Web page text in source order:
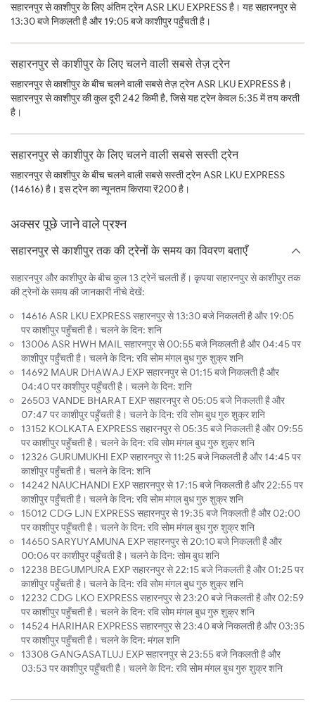
सहारनपुर से काशीपुर के लिए अंतिम ट्रेन ASR LKU EXPRESS है। यह सहारनपुर से
13:30 बजे निकलती है और 19:05 बजे काशीपुर पहुँचती है।
सहारनपुर से काशीपुर के लिए चलने वाली सबसे तेज़ ट्रेन
सहारनपुर से काशीपुर के बीच चलने वाली सबसे तेज़ ट्रेन ASR LKU EXPRESS है।
सहारनपुर से काशीपुर की कुल दूरी 242 किमी है, जिसे यह ट्रेन केवल 5:35 में तय करती
है।
सहारनपुर से काशीपुर के लिए चलने वाली सबसे सस्ती ट्रेन
सहारनपुर से काशीपुर के बीच चलने वाली सबसे सस्ती ट्रेन ASR LKU EXPRESS
(14616) है। इस ट्रेन का न्यूनतम किराया ₹200 है।
अक्सर पूछे जाने वाले प्रश्न
सहारनपुर से काशीपुर तक की ट्रेनों के समय का विवरण बताएँ
सहारनपुर और काशीपुर के बीच कुल 13 ट्रेनें चलती हैं। कृपया सहारनपुर से काशीपुर तक
की ट्रेनों के समय की जानकारी नीचे देखें:
14616 ASR LKU EXPRESS सहारनपुर से 13:30 बजे निकलती है और 19:05
पर काशीपुर पहुँचती है। चलने के दिन: शनि
13006 ASR HWH MAIL सहारनपुर से 00:55 बजे निकलती है और 04:45 पर
काशीपुर पहुँचती है। चलने के दिन: रवि सोम मंगल बुध गुरु शुक्र शनि
14692 MAUR DHAWAJ EXP सहारनपुर से 01:15 बजे निकलती है और
04:40 पर काशीपुर पहुँचती है। चलने के दिन: शनि
26503 VANDE BHARAT EXP सहारनपुर से 05:05 बजे निकलती है और
07:47 पर काशीपुर पहुँचती है। चलने के दिन: रवि सोम बुध गुरु शुक्र शनि
13152 KOLKATA EXPRESS सहारनपुर से 05:35 बजे निकलती है और 09:55
पर काशीपुर पहुँचती है। चलने के दिन: रवि सोम मंगल बुध गुरु शुक्र शनि
12326 GURUMUKHI EXP सहारनपुर से 11:25 बजे निकलती है और 14:45 पर
काशीपुर पहुँचती है। चलने के दिन: शनि
14242 NAUCHANDI EXP सहारनपुर से 17:15 बजे निकलती है और 22:55 पर
काशीपुर पहुँचती है। चलने के दिन: रवि सोम मंगल बुध गुरु शुक्र शनि
15012 CDG LJN EXPRESS सहारनपुर से 19:35 बजे निकलती है और 02:00
पर काशीपुर पहुँचती है। चलने के दिन: रवि सोम मंगल बुध गुरु शुक्र शनि
14650 SARYUYAMUNA EXP सहारनपुर से 20:10 बजे निकलती है और
00:06 पर काशीपुर पहुँचती है। चलने के दिन: सोम बुध शनि
12238 BEGUMPURA EXP सहारनपुर से 22:15 बजे निकलती है और 01:25 पर
काशीपुर पहुँचती है। चलने के दिन: रवि सोम मंगल बुध गुरु शुक्र शनि
12232 CDG LKO EXPRESS सहारनपुर से 23:20 बजे निकलती है और 02:59
पर काशीपुर पहुँचती है। चलने के दिन: रवि सोम मंगल बुध गुरु शुक्र शनि
14524 HARIHAR EXPRESS सहारनपुर से 23:40 बजे निकलती है और 03:35
पर काशीपुर पहुँचती है। चलने के दिन: मंगल शनि
13308 GANGASATLUJ EXP सहारनपुर से 23:55 बजे निकलती है और
03:53 पर काशीपुर पहुँचती है। चलने के दिन: रवि सोम मंगल बुध गुरु शुक्र शनि